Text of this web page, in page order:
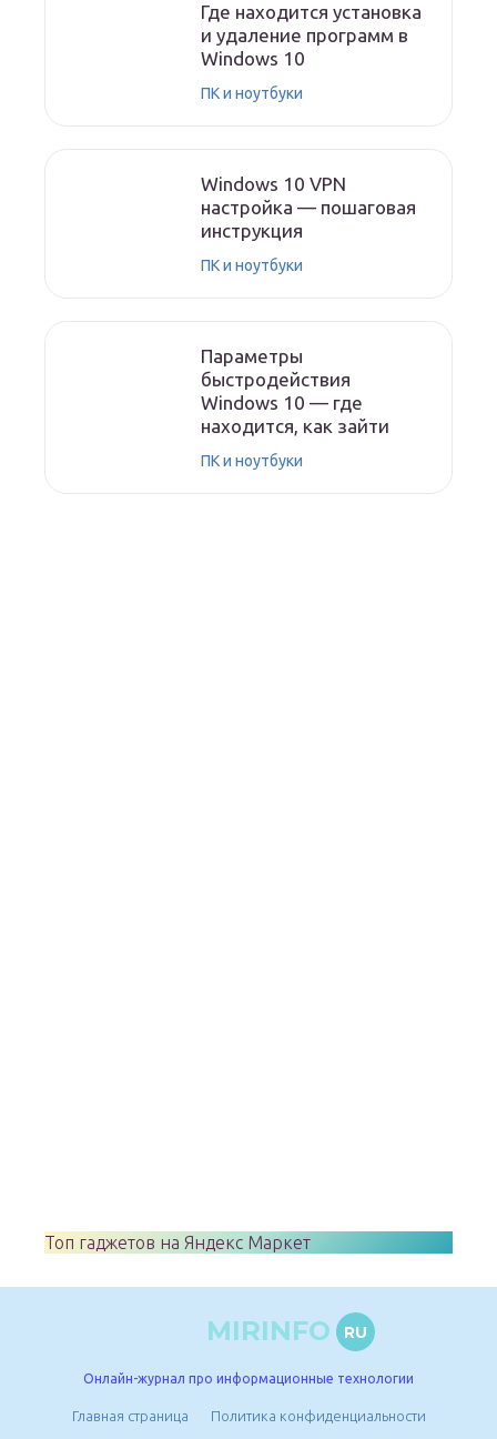
Где находится установка
и удаление программ в
Windows 10
ПК и ноутбуки
Windows 10 VPN
настройка — пошаговая
инструкция
ПК и ноутбуки
Параметры
быстродействия
Windows 10 — где
находится, как зайти
ПК и ноутбуки
Топ гаджетов на Яндекс Маркет
MIRINFO RU
Онлайн-журнал про информационные технологии
Главная страница Политика конфиденциальности